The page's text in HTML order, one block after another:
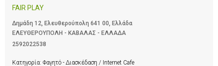
FAIR PLAY
Δημάδη 12, Ελευθερούπολη 641 00, Ελλάδα
ΕΛΕΥΘΕΡΟΥΠΟΛΗ - ΚΑΒΑΛΑΣ - ΕΛΛΑΔΑ
2592022538
Κατηγορία: Φαγητό - Διασκέδαση / Internet Cafe